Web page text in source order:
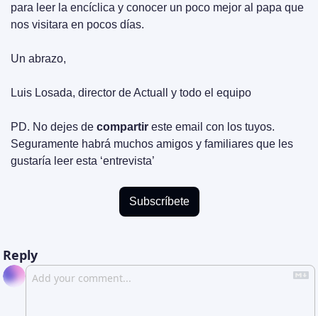
para leer la encíclica y conocer un poco mejor al papa que
nos visitara en pocos días.
Un abrazo,
Luis Losada, director de Actuall y todo el equipo
PD. No dejes de compartir este email con los tuyos.
Seguramente habrá muchos amigos y familiares que les
gustaría leer esta ‘entrevista’
Subscríbete
Reply